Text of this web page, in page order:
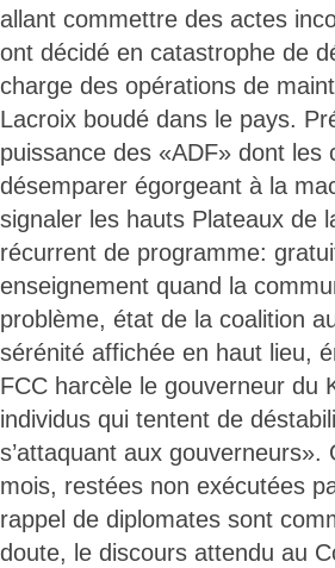
allant commettre des actes
ont décidé en catastrophe de
charge des opérations de
Lacroix boudé dans le pays.
puissance des «ADF» dont
désemparer égorgeant à la
signaler les hauts Plateaux de
récurrent de programme:
enseignement quand la
problème, état de la coalition
sérénité affichée en haut lieu,
FCC harcèle le gouverneur du
individus qui tentent de
s’attaquant aux
mois, restées non exécutées
rappel de diplomates sont
doute, le discours attendu au